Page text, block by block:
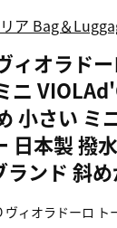
ア Bag＆
ィオラド
ニ
小さい ミ
日本製 撥
ランド 斜
ヴィオラドーロ ト